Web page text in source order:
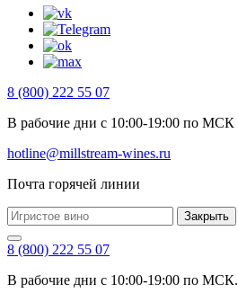
8 (800) 222 55 07
В рабочие дни с 10:00-19:00 по МСК
hotline@millstream-wines.ru
Почта горячей линии
Закрыть
8 (800) 222 55 07
В рабочие дни с 10:00-19:00 по МСК.